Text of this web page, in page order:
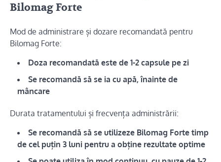
Bilomag Forte
Mod de administrare și dozare recomandată pentru
Bilomag Forte:
Doza recomandată este de 1-2 capsule pe zi
Se recomandă să se ia cu apă, înainte de
mâncare
Durata tratamentului și frecvența administrării:
Se recomandă să se utilizeze Bilomag Forte timp
de cel puțin 3 luni pentru a obține rezultate optime